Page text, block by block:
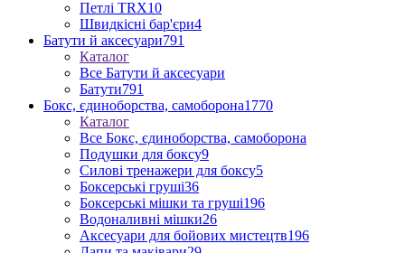
Петлі TRX10
Швидкісні бар'єри4
Батути й аксесуари791
Каталог
Все Батути й аксесуари
Батути791
Бокс, єдиноборства, самоборона1770
Каталог
Все Бокс, єдиноборства, самоборона
Подушки для боксу9
Силові тренажери для боксу5
Боксерські груші36
Боксерські мішки та груші196
Водоналивні мішки26
Аксесуари для бойових мистецтв196